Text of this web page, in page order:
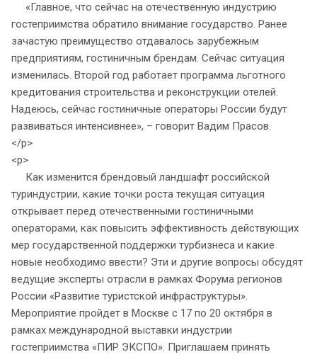
«Главное, что сейчас на отечественную индустрию
гостеприимства обратило внимание государство. Ранее
зачастую преимущество отдавалось зарубежным
предприятиям, гостиничным брендам. Сейчас ситуация
изменилась. Второй год работает программа льготного
кредитования строительства и реконструкции отелей.
Надеюсь, сейчас гостиничные операторы России будут
развиваться интенсивнее», – говорит Вадим Прасов.
</p>
<p>
Как изменится брендовый ландшафт российской
туриндустрии, какие точки роста текущая ситуация
открывает перед отечественными гостиничными
операторами, как повысить эффективность действующих
мер государственной поддержки турбизнеса и какие
новые необходимо ввести? Эти и другие вопросы обсудят
ведущие эксперты отрасли в рамках Форума регионов
России «Развитие туристской инфраструктуры».
Мероприятие пройдет в Москве с 17 по 20 октября в
рамках международной выставки индустрии
гостеприимства «ПИР ЭКСПО». Приглашаем принять